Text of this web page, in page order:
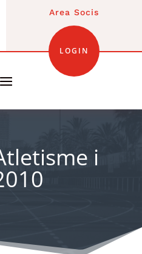
Area Socis
LOGIN
i